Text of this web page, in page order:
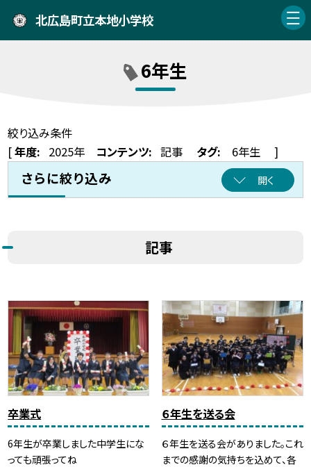
北広島町立本地小学校
6年生
絞り込み条件
[年度: 2025年 コンテンツ: 記事 タグ: 6年生 ]
さらに絞り込み 開く
記事
卒業式
6年生が卒業しました中学生にな
っても頑張ってね
６年生を送る会
６年生を送る会がありました。これ
までの感謝の気持ちを込めて、各